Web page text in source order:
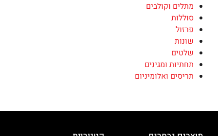
מתלים וקולבים
סוללות
פרזול
שונות
שלטים
תחתיות ומגינים
תריסים ואלומיניום